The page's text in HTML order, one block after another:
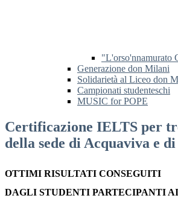
"L'orso'nnamurato
Generazione don Milani
Solidarietà al Liceo don
Campionati studenteschi
MUSIC for POPE
Certificazione IELTS per
della sede di Acquaviva e di
OTTIMI RISULTATI CONSEGUITI
DAGLI STUDENTI PARTECIPANTI